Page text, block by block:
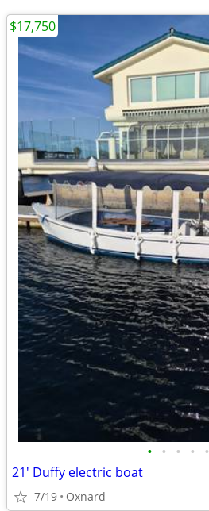
• • • • •
21' Duffy electric boat
7/19 Oxnard
$17,750